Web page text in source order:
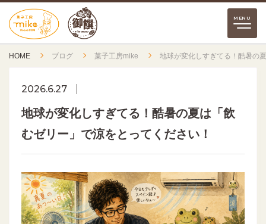
HOME ブログ 菓子工房mike 地球が変化しすぎてる！酷暑の
2026.6.27
地球が変化しすぎてる！酷暑の夏は「飲
むゼリー」で涼をとってください！